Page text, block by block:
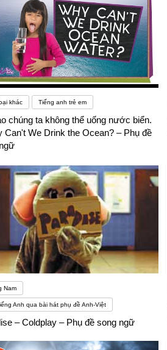
khác Tiếng anh trẻ em
chúng ta không thể uống nước biển.
Can't We Drink the Ocean? – Phụ đề
Nam
Anh qua bài hát phụ đề Anh-Việt
– Coldplay – Phụ đề song ngữ